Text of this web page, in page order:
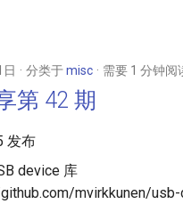
分类于misc 需要 1 分钟阅
第 42 期
发布
device 库
mvirkkunen/